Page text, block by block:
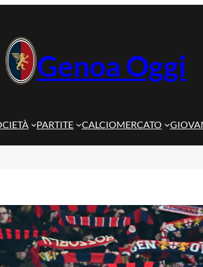
Genoa Oggi
PARTITE CALCIOMERCATO